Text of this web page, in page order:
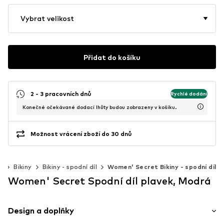
Vybrat velikost
Přidat do košíku
2 - 3 pracovních dnů Rychlé dodání
Konečné očekávané dodací lhůty budou zobrazeny v košíku.
Možnost vrácení zboží do 30 dnů
Bikiny Bikiny - spodní díl Women' Secret Bikiny - spodní díl
Women' Secret Spodní díl plavek, Modrá
Design a doplňky